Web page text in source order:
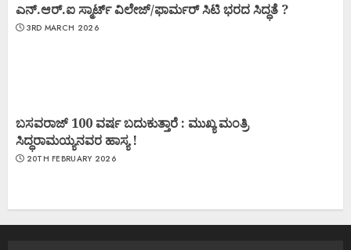
ಎನ್.ಆರ್.ಐ ಸ್ಮಾರ್ಟ್ ವಿಲೇಜ್/ಫಾರ್ಮರ್ ಸಿಟಿ ಭರದ ಸಿದ್ಧತೆ ?
3RD MARCH 2026
ಬಸವರಾಜ್ 100 ವರ್ಷ ಬದುಕುತ್ತಾರೆ : ಮುಖ್ಯ ಮಂತ್ರಿ
ಸಿದ್ಧರಾಮಯ್ಯನವರ ಹಾಸ್ಯ !
20TH FEBRUARY 2026